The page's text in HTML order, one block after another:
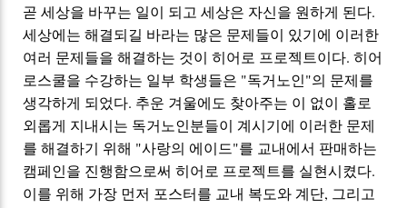
곧 세상을 바꾸는 일이 되고 세상은 자신을 원하게 된다.
세상에는 해결되길 바라는 많은 문제들이 있기에 이러한
여러 문제들을 해결하는 것이 히어로 프로젝트이다. 히어
로스쿨을 수강하는 일부 학생들은 "독거노인"의 문제를
생각하게 되었다. 추운 겨울에도 찾아주는 이 없이 홀로
외롭게 지내시는 독거노인분들이 계시기에 이러한 문제
를 해결하기 위해 "사랑의 에이드"를 교내에서 판매하는
캠페인을 진행함으로써 히어로 프로젝트를 실현시켰다.
이를 위해 가장 먼저 포스터를 교내 복도와 계단, 그리고